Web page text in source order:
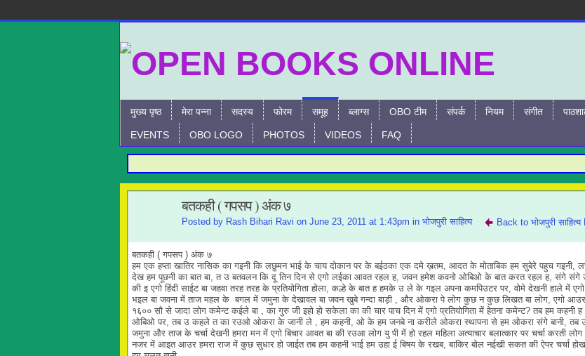
मुख्य पृष्ठ मेरा पन्ना सदस्य फोरम समूह ब्लाग्स OBO टीम संपर्क नियम संगीत
EVENTS OBO LOGO PHOTOS VIDEOS FAQ
बतकही ( गपसप ) अंक ७
Posted by Rash Bihari Ravi on June 23, 2011 at 1:43pm in भोजपुरी साहित्य Back to भोजपुरी
बतकही ( गपसप ) अंक ७
हम एक हप्ता खातिर नासिक का गइनी कि लछुमन भाई के चाय दोकान पर के बईठका एक दमे ख़तम, आदत के मोताबिक हम सुबेरे पहुच
देख हम पूछनी का बात बा, त उ बतवलन कि दू तिन दिन से एगो लईका आवत रहल ह, जवन हमेश कवनो ओबिओ के बात करत रहल ह, संगे संगे
की इ एगो हिंदी साईट बा जहवा तरह तरह के प्रतियोगिता होला, कल्हे के बात ह हमके उ ले के गइल अपना कमपिउटर पर, वोमे देखनी हाले में एगो
भइल बा जवना में ताज महल के बगल में जमुना के देखावल बा जवन खुबे गन्दा बाड़ी , और ओकरा पे लोग कुछ न कुछ लिखत बा लोग, एगो आउर
१६०० सौ से जादा लोग कमेन्ट कईले बा , का गुरु जी इहो हो सकेला का की चार पाच दिन में एगो प्रतियोगिता में हेतना कमेन्ट? तब हम कहनी ह
ओबिओ पर, तब उ कहले त का रउओ ओकरा के जानी ले , हम कहनी, ओ के हम जनबे ना करीले ओकरा स्थापना से हम ओकरा संगे बानी, तब
जमुना और ताज के चर्चा देखनी हमरा मन में एगो बिचार आवत बा की रउआ लोग यु पी में हो रहल महिला अत्याचार बलात्कार पर चर्चा करती
नजर में आइत आउर हमरा राज में कुछ सुधार हो जाईत तब हम कहनी भाई हम उहा ई बिषय के रखब, बाकिर बोल नईखी सकत की ऐपर चर्चा